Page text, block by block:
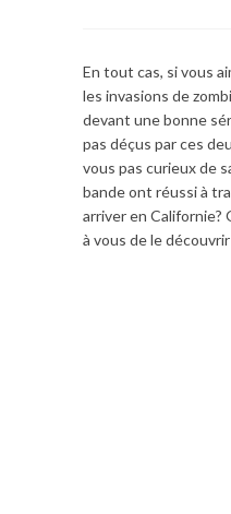
En tout cas, si vous
les invasions de
devant une bonne
pas déçus par ces
vous pas curieux de
bande ont réussi à
arriver en Californie?
à vous de le découvrir